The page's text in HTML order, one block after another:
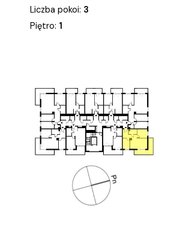
Liczba pokoi: 3
Piętro: 1